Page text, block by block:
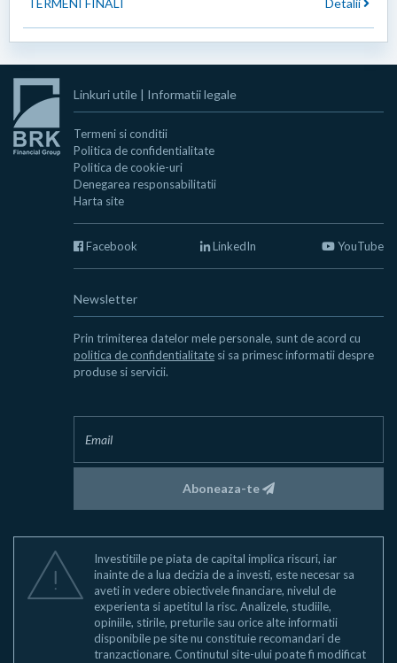
Linkuri utile | Informatii legale
Termeni si conditii
Politica de confidentialitate
Politica de cookie-uri
Denegarea responsabilitatii
Harta site
Facebook LinkedIn YouTube
Newsletter
Prin trimiterea datelor mele personale, sunt de acord cu
politica de confidentialitate si sa primesc informatii despre
produse si servicii.
Aboneaza-te
Investitiile pe piata de capital implica riscuri, iar
inainte de a lua decizia de a investi, este necesar sa
aveti in vedere obiectivele financiare, nivelul de
experienta si apetitul la risc. Analizele, studiile,
opiniile, stirile, preturile sau orice alte informatii
disponibile pe site nu constituie recomandari de
tranzactionare. Continutul site-ului poate fi modificat